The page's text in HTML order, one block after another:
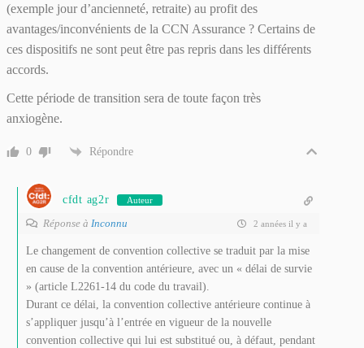
(exemple jour d’ancienneté, retraite) au profit des
avantages/inconvénients de la CCN Assurance ? Certains de
ces dispositifs ne sont peut être pas repris dans les différents
accords.
Cette période de transition sera de toute façon très
anxiogène.
0 Répondre
cfdt ag2r Auteur
Réponse à Inconnu 2 années il y a
Le changement de convention collective se traduit par la mise
en cause de la convention antérieure, avec un « délai de survie
» (article L2261-14 du code du travail).
Durant ce délai, la convention collective antérieure continue à
s’appliquer jusqu’à l’entrée en vigueur de la nouvelle
convention collective qui lui est substitué ou, à défaut, pendant